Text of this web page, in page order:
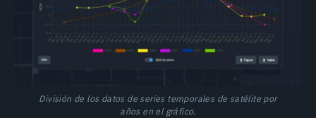
División de los datos de series temporales de satélite por
años en el gráfico.